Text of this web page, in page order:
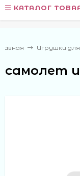
КАТАЛОГ
Игрушки
самолет